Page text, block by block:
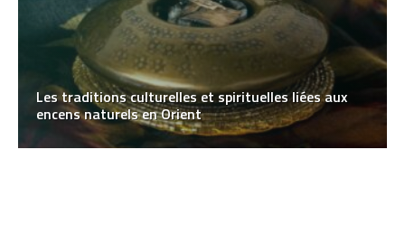
Les traditions culturelles et spirituelles liées aux
encens naturels en Orient